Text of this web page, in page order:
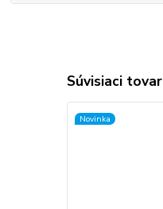
Súvisiaci tovar
Novinka